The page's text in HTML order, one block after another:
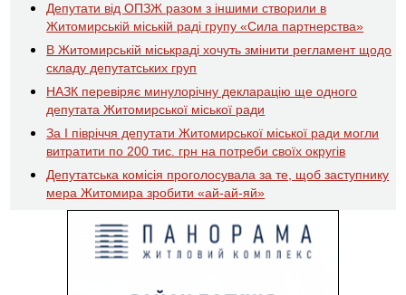
Депутати від ОПЗЖ разом з іншими створили в
Житомирській міській раді групу «Сила партнерства»
В Житомирській міськраді хочуть змінити регламент щодо
складу депутатських груп
НАЗК перевіряє минулорічну декларацію ще одного
депутата Житомирської міської ради
За І півріччя депутати Житомирської міської ради могли
витратити по 200 тис. грн на потреби своїх округів
Депутатська комісія проголосувала за те, щоб заступнику
мера Житомира зробити «ай-ай-яй»